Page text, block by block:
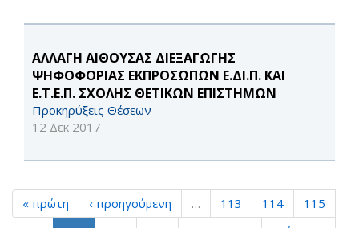
ΑΛΛΑΓΗ ΑΙΘΟΥΣΑΣ ΔΙΕΞΑΓΩΓΗΣ
ΨΗΦΟΦΟΡΙΑΣ ΕΚΠΡΟΣΩΠΩΝ Ε.ΔΙ.Π. ΚΑΙ
Ε.Τ.Ε.Π. ΣΧΟΛΗΣ ΘΕΤΙΚΩΝ ΕΠΙΣΤΗΜΩΝ
Προκηρύξεις Θέσεων
12 Δεκ 2017
« πρώτη ‹ προηγούμενη … 113 114
115